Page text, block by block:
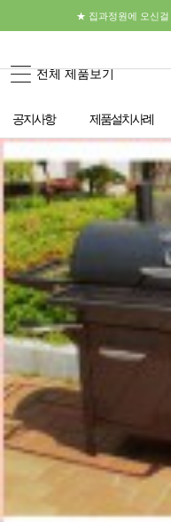
★ 집과정원에 오신
전체 제품보기
공지사항 제품설치사례